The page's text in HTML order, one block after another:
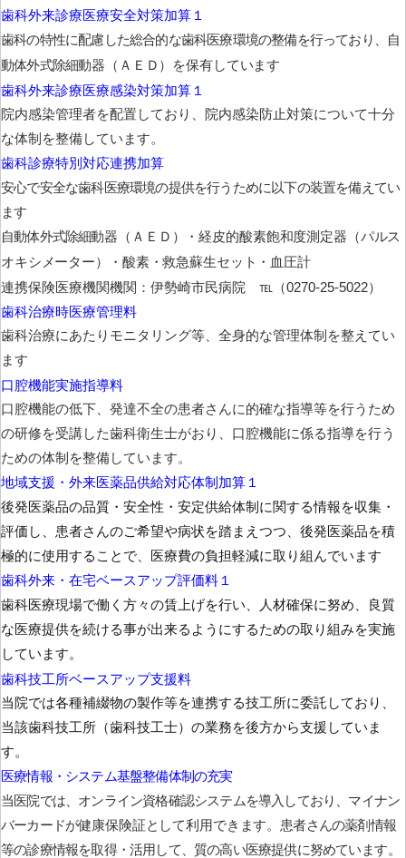
歯科外来診療医療安全対策加算１
歯科の特性に配慮した総合的な歯科医療環境の整備を行っており、自
動体外式除細動器（ＡＥＤ）を保有しています
歯科外来診療医療感染対策加算１
院内感染管理者を配置しており、院内感染防止対策について十分
な体制を整備しています。
歯科診療特別対応連携加算
安心で安全な歯科医療環境の提供を行うために以下の装置を備えてい
ます
自動体外式除細動器（ＡＥＤ）・経皮的酸素飽和度測定器（パルス
オキシメーター）・酸素・救急蘇生セット ・血圧計
連携保険医療機関機関：伊勢崎市民病院 ℡（0270-25-5022）
歯科治療時医療管理料
歯科治療にあたりモニタリング等、全身的な管理体制を整えてい
ます
口腔機能実施指導料
口腔機能の低下、発達不全の患者さんに的確な指導等を行うため
の研修を受講した歯科衛生士がおり、口腔機能に係る指導を行う
ための体制を整備しています。
地域支援・外来医薬品供給対応体制加算１
後発医薬品の品質・安全性・安定供給体制に関する情報を収集・
評価し、患者さんのご希望や病状を踏まえつつ、後発医薬品を積
極的に使用することで、医療費の負担軽減に取り組んでいます
歯科外来・在宅ベースアップ評価料１
歯科医療現場で働く方々の賃上げを行い、人材確保に努め、良質
な医療提供を続ける事が出来るようにするための取り組みを実施
しています。
歯科技工所ベースアップ支援料
当院では各種補綴物の製作等を連携する技工所に委託しており、
当該歯科技工所（歯科技工士）の業務を後方から支援していま
す。
医療情報・システム基盤整備体制の充実
当医院では、オンライン資格確認システムを導入しており、マイナン
バーカードが健康保険証として利用できます。 患者さんの薬剤情報
等の診療情報を取得・活用して、質の高い医療提供に努めてい ます。